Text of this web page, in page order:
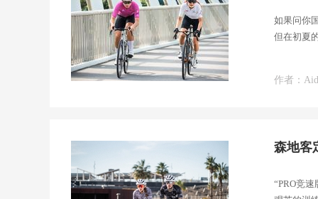
如果问你
但在初夏
作者：
森地客
“PRO竞